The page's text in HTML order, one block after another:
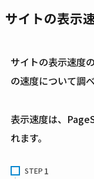
サイトの表示
サイトの表示速度
の速度について調
表示速度は、
れます。
STEP